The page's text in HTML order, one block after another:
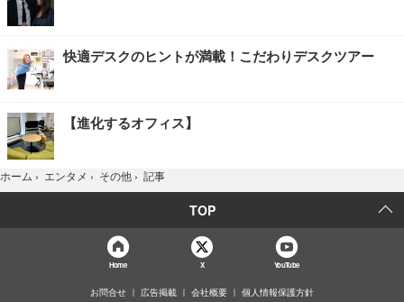
快適デスクのヒントが満載！こだわりデスクツアー
【進化するオフィス】
ホーム › エンタメ › その他 › 記事
TOP
Home X YouTube
お問合せ 広告掲載 会社概要 個人情報保護方針